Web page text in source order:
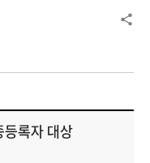
등록자 대상